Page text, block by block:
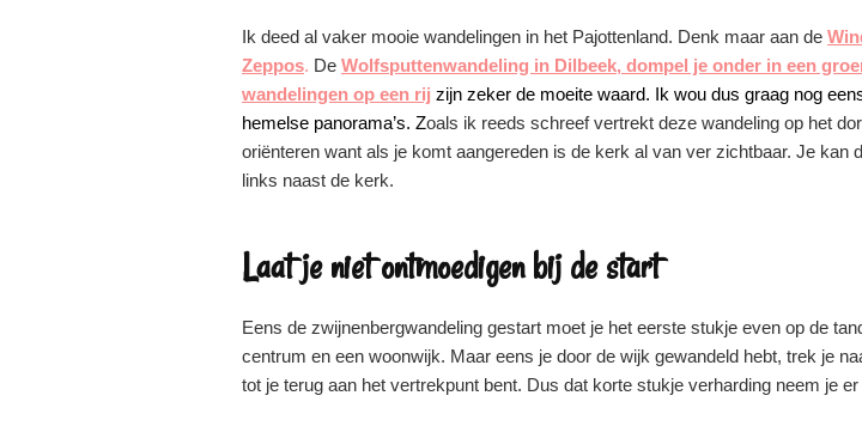
Ik deed al vaker mooie wandelingen in het Pajottenland. Denk maar aan de
Zeppos. De Wolfsputtenwandeling in Dilbeek, dompel je onder in een
wandelingen op een rij zijn zeker de moeite waard. Ik wou dus graag nog
hemelse panorama’s. Zoals ik reeds schreef vertrekt deze wandeling op het
oriënteren want als je komt aangereden is de kerk al van ver zichtbaar. Je kan
links naast de kerk.
Laat je niet ontmoedigen bij de start
Eens de zwijnenbergwandeling gestart moet je het eerste stukje even op de
centrum en een woonwijk. Maar eens je door de wijk gewandeld hebt, trek je
tot je terug aan het vertrekpunt bent. Dus dat korte stukje verharding neem je